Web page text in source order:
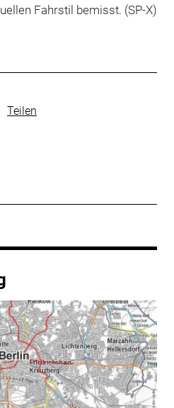
Fahrstil bemisst. (SP-X)
Teilen